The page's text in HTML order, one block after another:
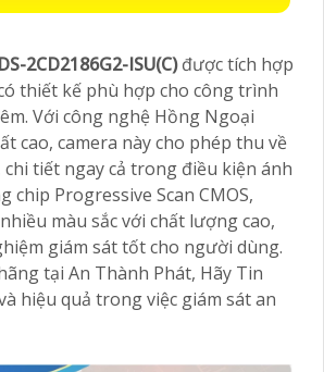
DS-2CD2186G2-ISU(C)được tích hợp
thiết kế phù hợp cho công trình
Với công nghệ Hồng Ngoại
cao, camera này cho phép thu về
chi tiết ngay cả trong điều kiện ánh
chip Progressive Scan CMOS,
màu sắc với chất lượng cao,
giám sát tốt cho người dùng.
tại An Thành Phát, Hãy Tin
hiệu quả trong việc giám sát an